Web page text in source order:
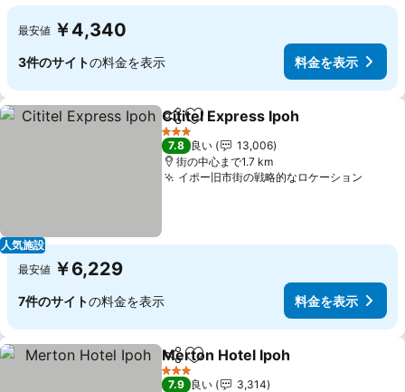
最安値 ￥4,340
3件のサイトの料金を表示 料金を表示
人気施設
シェアお気に入りに追加
Cititel Express Ipoh
3 ホテルのランク
7.8 良い
13,006
街の中心まで1.7 km
イポー旧市街の戦略的なロケーション
最安値 ￥6,229
7件のサイトの料金を表示 料金を表示
シェアお気に入りに追加
Merton Hotel Ipoh
3 ホテルのランク
7.9 良い
3,314